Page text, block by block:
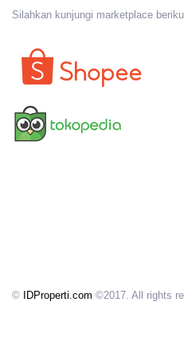
Silahkan kunjungi marketplace
© IDProperti.com ©2017. All rights